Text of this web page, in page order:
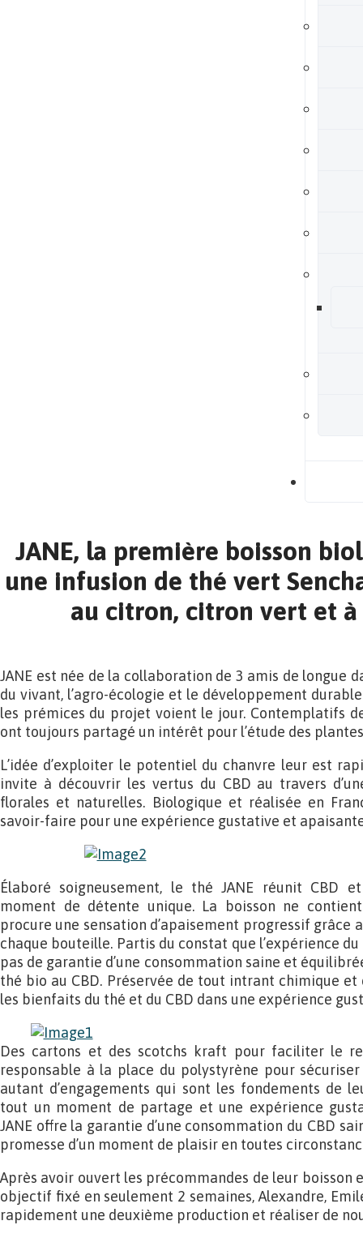
JANE, la première boisson
une infusion de thé vert
au citron, citron vert et
JANE est née de la collaboration de 3 amis de longue
du vivant, l’agro-écologie et le développement
les prémices du projet voient le jour. Contemplatifs
ont toujours partagé un intérêt pour l’étude des
L’idée d’exploiter le potentiel du chanvre leur est
invite à découvrir les vertus du CBD au travers
florales et naturelles. Biologique et réalisée en
savoir-faire pour une expérience gustative et
Élaboré soigneusement, le thé JANE réunit CBD
moment de détente unique. La boisson ne contient
procure une sensation d’apaisement progressif grâce
chaque bouteille. Partis du constat que l’expérience
pas de garantie d’une consommation saine et
thé bio au CBD. Préservée de tout intrant chimique
les bienfaits du thé et du CBD dans une expérience
Des cartons et des scotchs kraft pour faciliter le
responsable à la place du polystyrène pour
autant d’engagements qui sont les fondements de
tout un moment de partage et une expérience
JANE offre la garantie d’une consommation du CBD
promesse d’un moment de plaisir en toutes
Après avoir ouvert les précommandes de leur boisson
objectif fixé en seulement 2 semaines, Alexandre,
rapidement une deuxième production et réaliser de